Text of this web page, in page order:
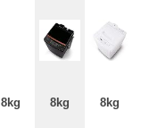
8kg 8kg 8kg